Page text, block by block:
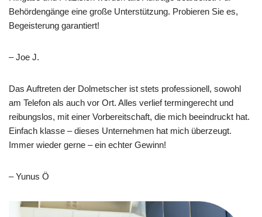
Behördengänge eine große Unterstützung. Probieren Sie es,
Begeisterung garantiert!
– Joe J.
Das Auftreten der Dolmetscher ist stets professionell, sowohl
am Telefon als auch vor Ort. Alles verlief termingerecht und
reibungslos, mit einer Vorbereitschaft, die mich beeindruckt hat.
Einfach klasse – dieses Unternehmen hat mich überzeugt.
Immer wieder gerne – ein echter Gewinn!
– Yunus Ö